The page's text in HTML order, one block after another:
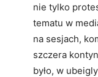
nie tylko
tematu w
na sesjach,
szczera
było, w